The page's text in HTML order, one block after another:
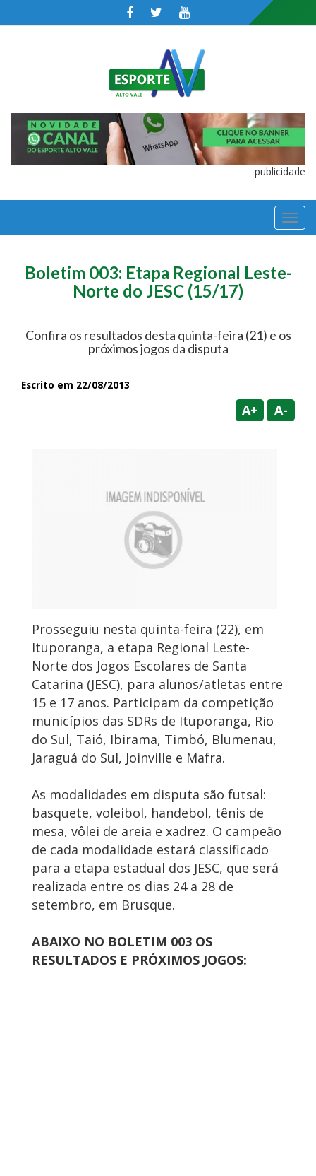
publicidade
Boletim 003: Etapa Regional Leste-
Norte do JESC (15/17)
Confira os resultados desta quinta-feira (21) e os
próximos jogos da disputa
Escrito em 22/08/2013
A+ A-
Prosseguiu nesta quinta-feira (22), em
Ituporanga, a etapa Regional Leste-
Norte dos Jogos Escolares de Santa
Catarina (JESC), para alunos/atletas entre
15 e 17 anos. Participam da competição
municípios das SDRs de Ituporanga, Rio
do Sul, Taió, Ibirama, Timbó, Blumenau,
Jaraguá do Sul, Joinville e Mafra.
As modalidades em disputa são futsal:
basquete, voleibol, handebol, tênis de
mesa, vôlei de areia e xadrez. O campeão
de cada modalidade estará classificado
para a etapa estadual dos JESC, que será
realizada entre os dias 24 a 28 de
setembro, em Brusque.
ABAIXO NO BOLETIM 003 OS
RESULTADOS E PRÓXIMOS JOGOS: